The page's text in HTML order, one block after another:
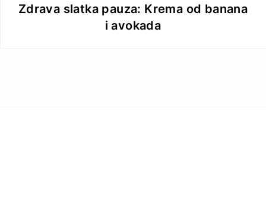
Zdrava slatka pauza: Krema od banana
i avokada